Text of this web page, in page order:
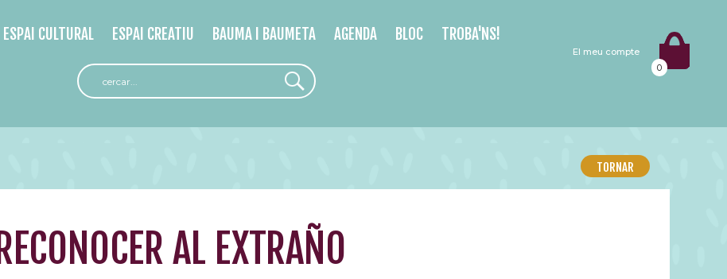
El meu compte
0
ESPAI CULTURAL ESPAI CREATIU BAUMA I BAUMETA AGENDA BLOC TROBA'NS!
TORNAR
RECONOCER AL EXTRAÑO